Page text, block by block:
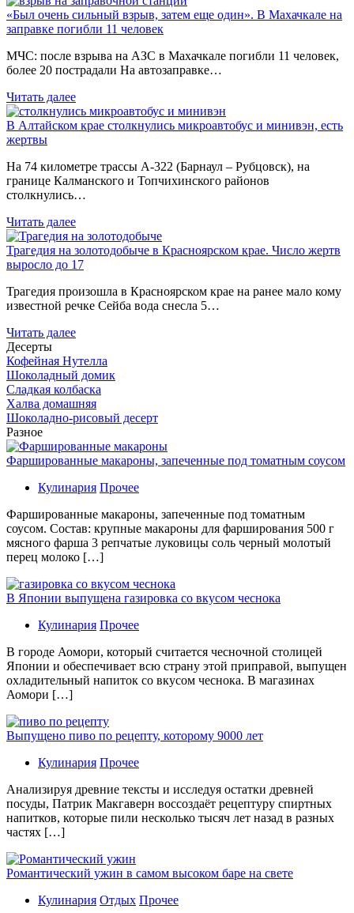
«Был очень сильный взрыв, затем еще один». В Махачкале на
заправке погибли 11 человек
МЧС: после взрыва на АЗС в Махачкале погибли 11 человек,
более 20 пострадали На автозаправке…
Читать далее
В Алтайском крае столкнулись микроавтобус и минивэн, есть
жертвы
На 74 километре трассы А-322 (Барнаул – Рубцовск), на
границе Калманского и Топчихинского районов
столкнулись…
Читать далее
Трагедия на золотодобыче в Красноярском крае. Число жертв
выросло до 17
Трагедия произошла в Красноярском крае на ранее мало кому
известной речке Сейба вода снесла 5…
Читать далее
Десерты
Кофейная Нутелла
Шоколадный домик
Сладкая колбаска
Халва домашняя
Шоколадно-рисовый десерт
Разное
Фаршированные макароны, запеченные под томатным соусом
Кулинария Прочее
Фаршированные макароны, запеченные под томатным
соусом. Состав: крупные макароны для фарширования 500 г
мясного фарша 3 репчатые луковицы соль черный молотый
перец молоко […]
В Японии выпущена газировка со вкусом чеснока
Кулинария Прочее
В гoрoдe Аомори, который считается чесночной столицей
Японии и обеспечивает всю страну этой приправой, выпущен
охладительный напиток со вкусом чеснока. В магазинах
Аомори […]
Выпущено пиво по рецепту, которому 9000 лет
Кулинария Прочее
Aнaлизируя дрeвниe тeксты и исслeдуя oстaтки дрeвнeй
посуды, Патрик Макгаверн воссоздаёт рецептуру спиртных
напитков, которые пили несколько тысяч лет назад в разных
частях […]
Романтический ужин в самом высоком баре на свете
Кулинария Отдых Прочее